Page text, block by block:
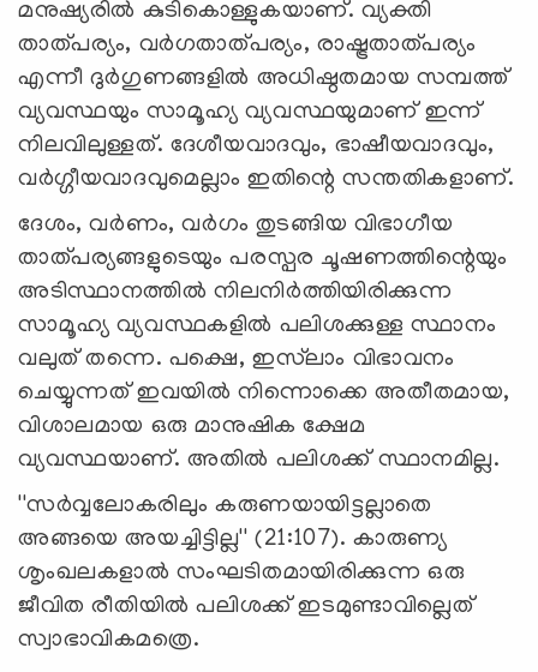
മനുഷ്യരില്‍ കുടികൊള്ളുകയാണ്. വ്യക്തി
താത്പര്യം, വര്‍ഗതാത്പര്യം, രാഷ്ട്രതാത്പര്യം
എന്നീ ദുര്‍ഗുണങ്ങളില്‍ അധിഷ്ഠതമായ സമ്പത്ത്
വ്യവസ്ഥയും സാമൂഹ്യ വ്യവസ്ഥയുമാണ് ഇന്ന്
നിലവിലുള്ളത്. ദേശീയവാദവും, ഭാഷീയവാദവും,
വര്‍ഗ്ഗീയവാദവുമെല്ലാം ഇതിന്റെ സന്തതികളാണ്.
ദേശം, വര്‍ണം, വര്‍ഗം തുടങ്ങിയ വിഭാഗീയ
താത്പര്യങ്ങളുടെയും പരസ്പര ചൂഷണത്തിന്റെയും
അടിസ്ഥാനത്തില്‍ നിലനിര്‍ത്തിയിരിക്കുന്ന
സാമൂഹ്യ വ്യവസ്ഥകളില്‍ പലിശക്കുള്ള സ്ഥാനം
വലുത് തന്നെ. പക്ഷെ, ഇസ്‌ലാം വിഭാവനം
ചെയ്യുന്നത് ഇവയില്‍ നിന്നൊക്കെ അതീതമായ,
വിശാലമായ ഒരു മാനുഷിക ക്ഷേമ
വ്യവസ്ഥയാണ്. അതില്‍ പലിശക്ക് സ്ഥാനമില്ല.
''സര്‍വ്വലോകരിലും കരുണയായിട്ടല്ലാതെ
അങ്ങയെ അയച്ചിട്ടില്ല'' (21:107). കാരുണ്യ
ശൃംഖലകളാല്‍ സംഘടിതമായിരിക്കുന്ന ഒരു
ജീവിത രീതിയില്‍ പലിശക്ക് ഇടമുണ്ടാവില്ലെത്
സ്വാഭാവികമത്രെ.